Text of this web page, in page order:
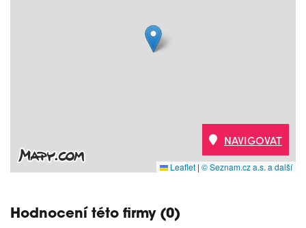
Leaflet | © Seznam.cz a.s. a další
NAVIGOVAT
Hodnocení této firmy (0)